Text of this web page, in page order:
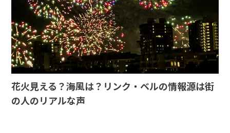
花火見える？海風は？リンク・ベルの情報源は街
の人のリアルな声